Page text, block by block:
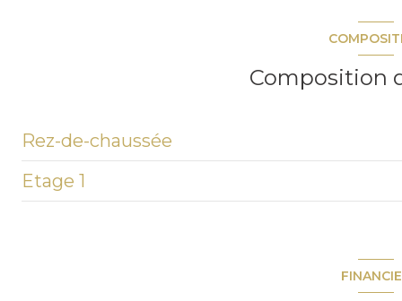
Composition
Rez-de-chaussée
entrée
Etage 1